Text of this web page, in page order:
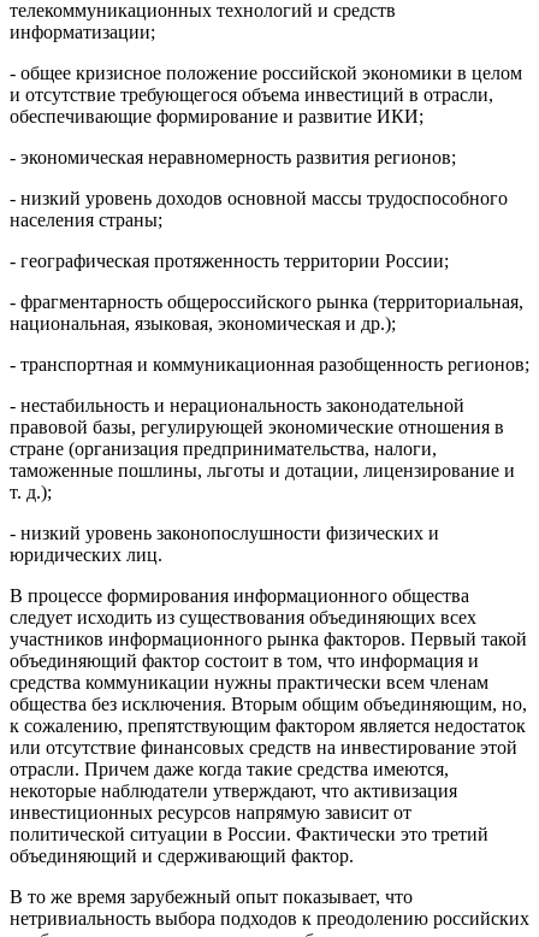
телекоммуникационных технологий и средств
информатизации;
- общее кризисное положение российской экономики в целом
и отсутствие требующегося объема инвестиций в отрасли,
обеспечивающие формирование и развитие ИКИ;
- экономическая неравномерность развития регионов;
- низкий уровень доходов основной массы трудоспособного
населения страны;
- географическая протяженность территории России;
- фрагментарность общероссийского рынка (территориальная,
национальная, языковая, экономическая и др.);
- транспортная и коммуникационная разобщенность регионов;
- нестабильность и нерациональность законодательной
правовой базы, регулирующей экономические отношения в
стране (организация предпринимательства, налоги,
таможенные пошлины, льготы и дотации, лицензирование и
т. д.);
- низкий уровень законопослушности физических и
юридических лиц.
В процессе формирования информационного общества
следует исходить из существования объединяющих всех
участников информационного рынка факторов. Первый такой
объединяющий фактор состоит в том, что информация и
средства коммуникации нужны практически всем членам
общества без исключения. Вторым общим объединяющим, но,
к сожалению, препятствующим фактором является недостаток
или отсутствие финансовых средств на инвестирование этой
отрасли. Причем даже когда такие средства имеются,
некоторые наблюдатели утверждают, что активизация
инвестиционных ресурсов напрямую зависит от
политической ситуации в России. Фактически это третий
объединяющий и сдерживающий фактор.
В то же время зарубежный опыт показывает, что
нетривиальность выбора подходов к преодолению российских